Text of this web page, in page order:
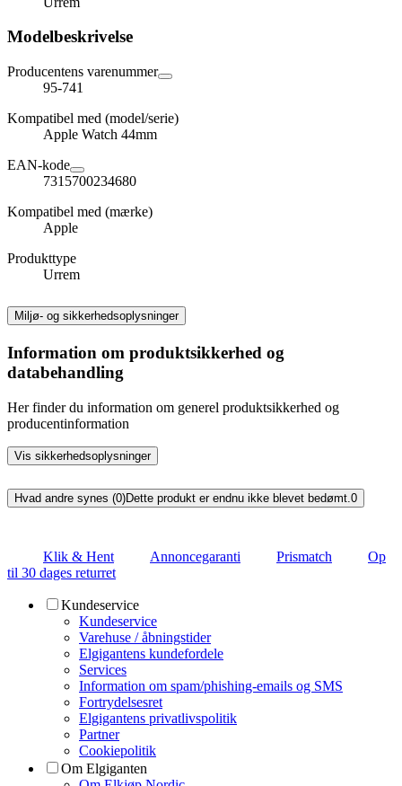
Modelbeskrivelse
Producentens varenummer
95-741
Kompatibel med (model/serie)
Apple Watch 44mm
EAN-kode
7315700234680
Kompatibel med (mærke)
Apple
Produkttype
Urrem
Miljø- og sikkerhedsoplysninger
Information om produktsikkerhed og
databehandling
Her finder du information om generel produktsikkerhed og
producentinformation
Vis sikkerhedsoplysninger
Hvad andre synes (0)Dette produkt er endnu ikke blevet bedømt. 0
Klik & Hent Annoncegaranti Prismatch
Op
til 30 dages returret
Kundeservice
Kundeservice
Varehuse / åbningstider
Elgigantens kundefordele
Services
Information om spam/phishing-emails og SMS
Fortrydelsesret
Elgigantens privatlivspolitik
Partner
Cookiepolitik
Om Elgiganten